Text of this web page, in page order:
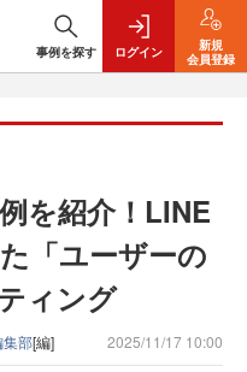
事例を探す ログイン
新規
会員登録
を紹介！LINE
「ユーザーの
ィング
部[編] 2025/11/17 10:00